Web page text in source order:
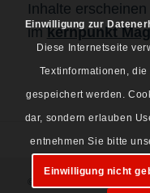
Inhalte
imkernpunkt
© Copyright 1997-2026 Mike
Einwilligung zur
Diese Internetseite
Textinformationen,
gespeichert werden.
dar, sondern erlauben
entnehmen Sie bitte
Einwilligung nicht